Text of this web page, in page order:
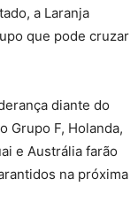
a Laranja
que pode cruzar
diante do
Grupo F, Holanda,
e Austrália farão
na próxima